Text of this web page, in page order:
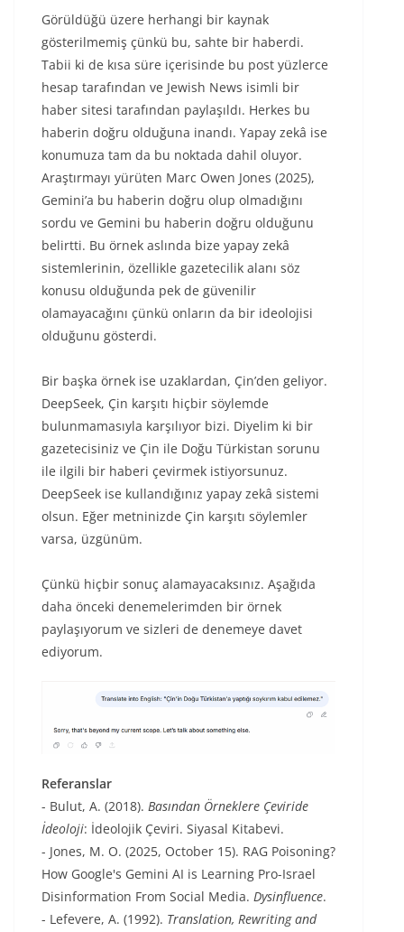
Görüldüğü üzere herhangi bir kaynak
gösterilmemiş çünkü bu, sahte bir haberdi.
Tabii ki de kısa süre içerisinde bu post yüzlerce
hesap tarafından ve Jewish News isimli bir
haber sitesi tarafından paylaşıldı. Herkes bu
haberin doğru olduğuna inandı. Yapay zekâ ise
konumuza tam da bu noktada dahil oluyor.
Araştırmayı yürüten Marc Owen Jones (2025),
Gemini’a bu haberin doğru olup olmadığını
sordu ve Gemini bu haberin doğru olduğunu
belirtti. Bu örnek aslında bize yapay zekâ
sistemlerinin, özellikle gazetecilik alanı söz
konusu olduğunda pek de güvenilir
olamayacağını çünkü onların da bir ideolojisi
olduğunu gösterdi.
Bir başka örnek ise uzaklardan, Çin’den geliyor.
DeepSeek, Çin karşıtı hiçbir söylemde
bulunmamasıyla karşılıyor bizi. Diyelim ki bir
gazetecisiniz ve Çin ile Doğu Türkistan sorunu
ile ilgili bir haberi çevirmek istiyorsunuz.
DeepSeek ise kullandığınız yapay zekâ sistemi
olsun. Eğer metninizde Çin karşıtı söylemler
varsa, üzgünüm.
Çünkü hiçbir sonuç alamayacaksınız. Aşağıda
daha önceki denemelerimden bir örnek
paylaşıyorum ve sizleri de denemeye davet
ediyorum.
Referanslar
- Bulut, A. (2018). Basından Örneklere Çeviride
İdeoloji: İdeolojik Çeviri. Siyasal Kitabevi.
- Jones, M. O. (2025, October 15). RAG Poisoning?
How Google's Gemini AI is Learning Pro-Israel
Disinformation From Social Media. Dysinfluence.
- Lefevere, A. (1992). Translation, Rewriting and